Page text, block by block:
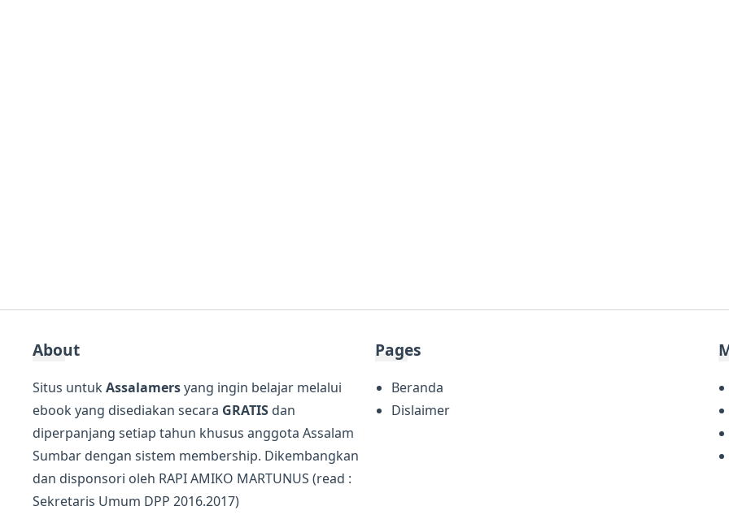
About
Situs untukAssalamersyang ingin belajar melalui
ebook yang disediakan secara GRATIS dan
diperpanjang setiap tahun khusus anggota Assalam
Sumbar dengan sistem membership. Dikembangkan
dan disponsori oleh RAPI AMIKO MARTUNUS (read :
Sekretaris Umum DPP 2016.2017)
Pages
Beranda
Dislaimer